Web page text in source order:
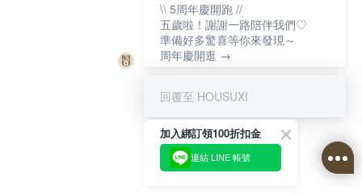
\\ 5周年慶開跑 //
五歲啦！謝謝一路陪伴我們♡
準備好多驚喜等你來發現～
周年慶開逛 →
回覆至 HOUSUXI
加入綁訂領100折扣金
連結 LINE 帳號